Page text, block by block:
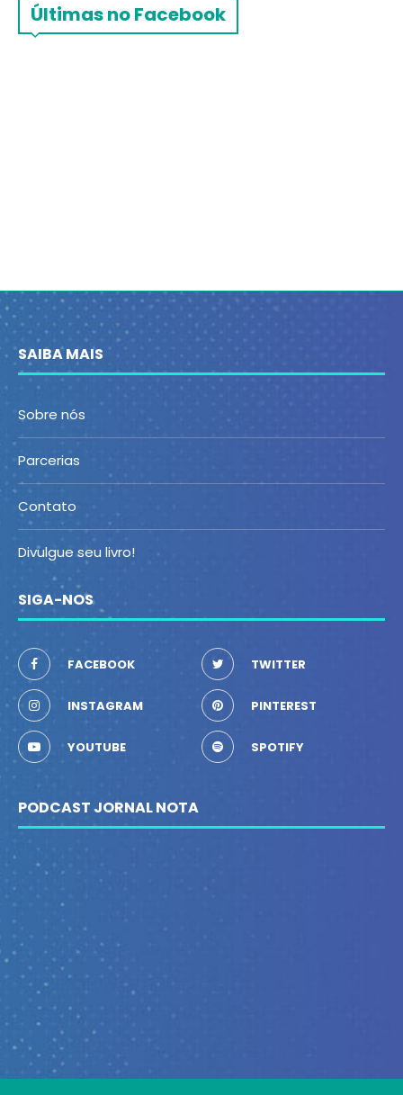
Últimas no Facebook
SAIBA MAIS
Sobre nós
Parcerias
Contato
Divulgue seu livro!
SIGA-NOS
FACEBOOK TWITTER
INSTAGRAM PINTEREST
YOUTUBE SPOTIFY
PODCAST JORNAL NOTA